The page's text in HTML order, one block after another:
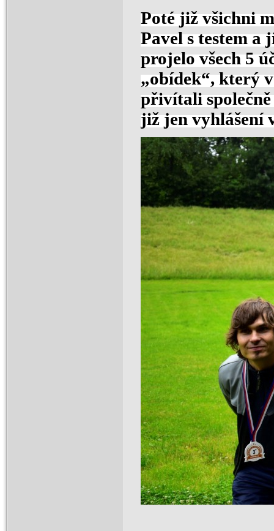
Poté již všichni
Pavel s testem a
projelo všech 5
„obídek“, který
přivítali společně
již jen vyhlášení